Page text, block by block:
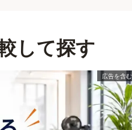
して探す